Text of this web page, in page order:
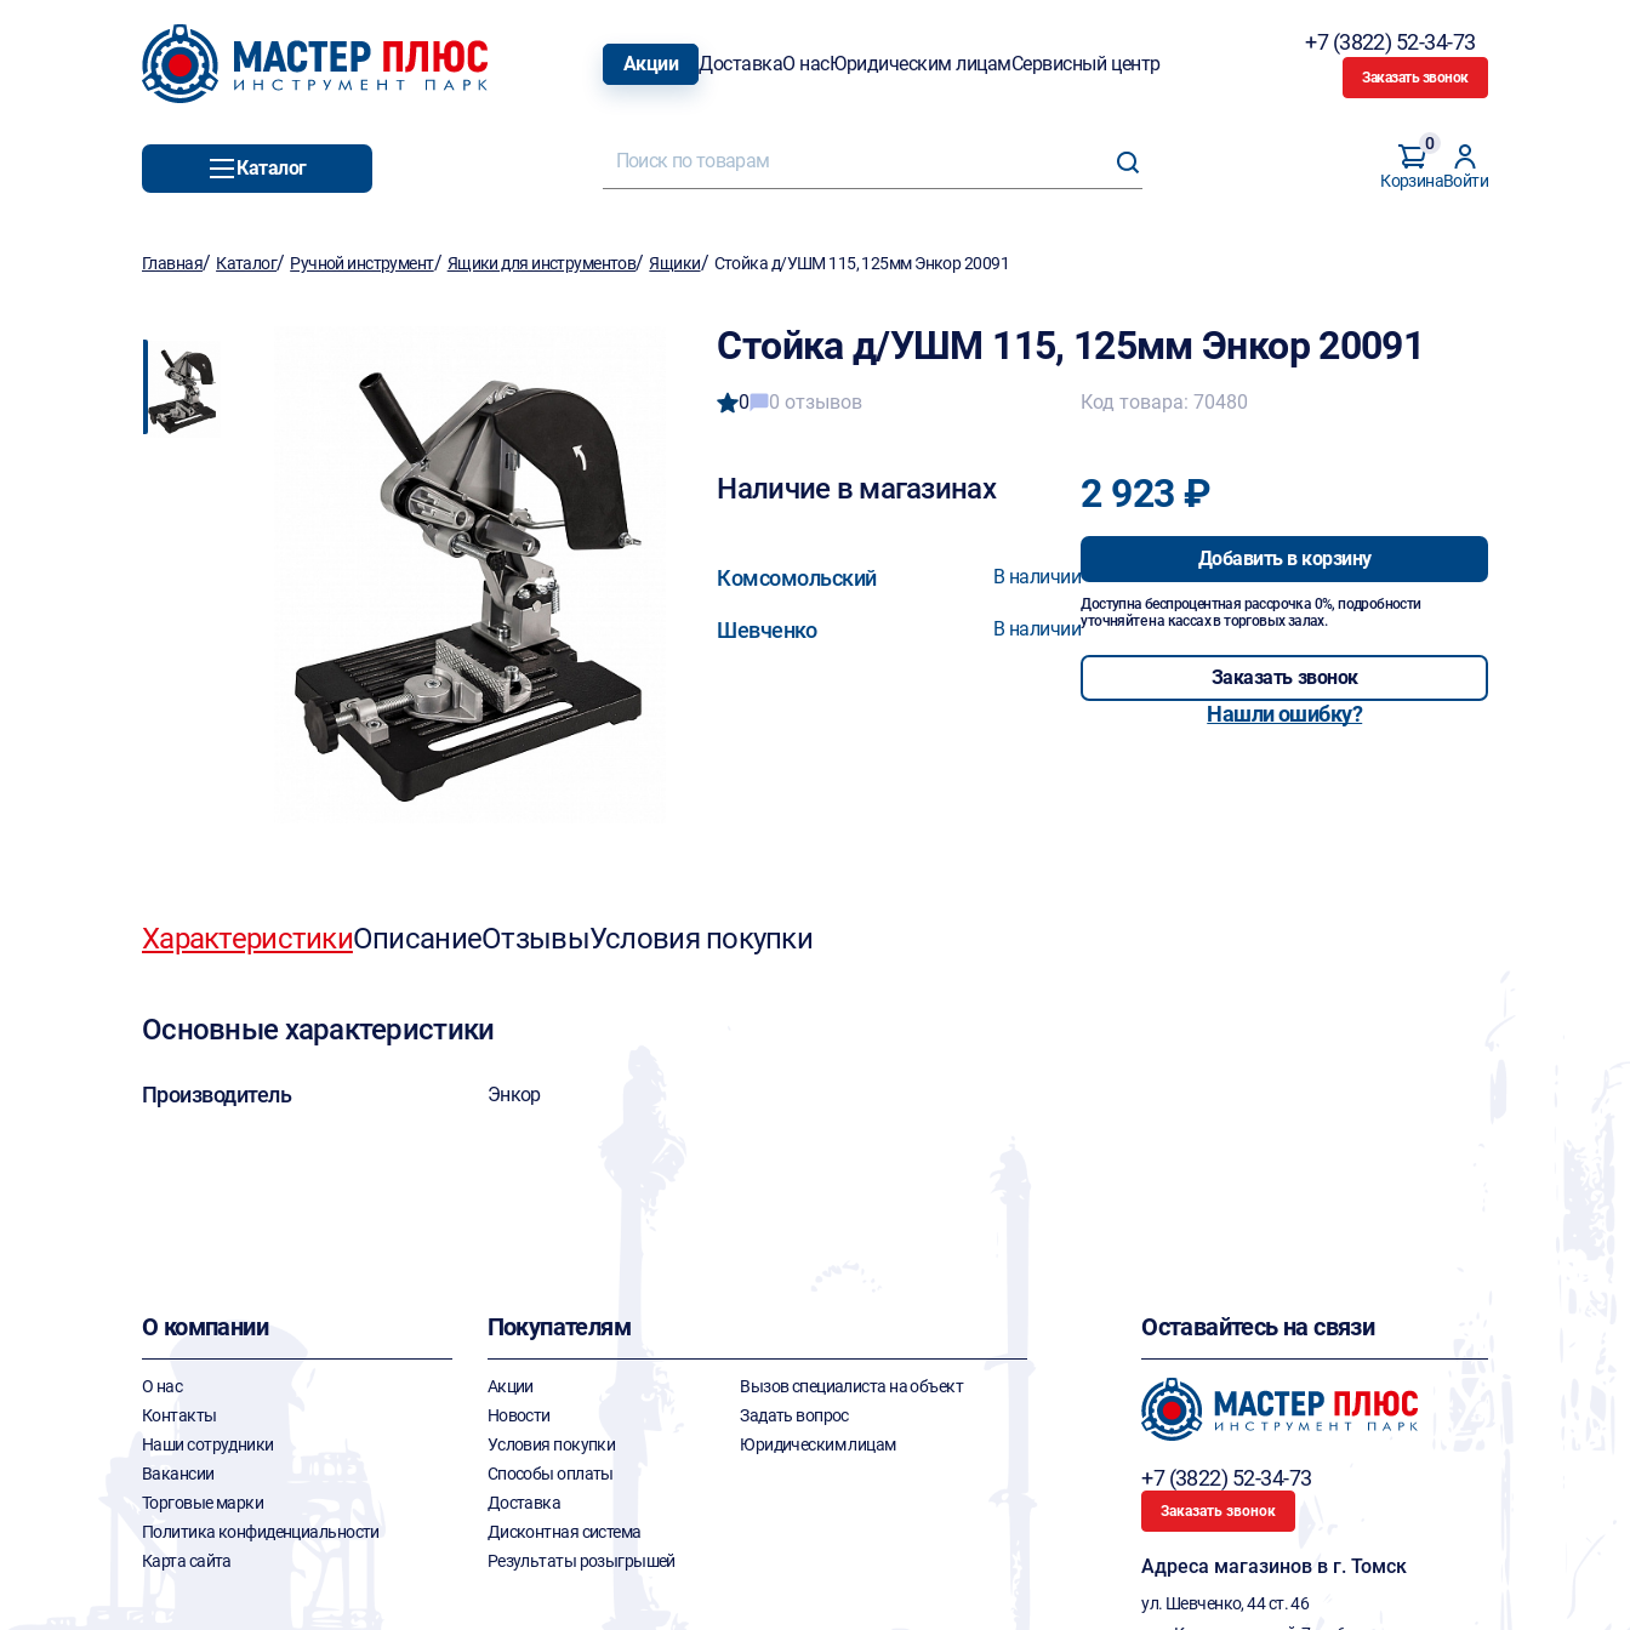
Акции ДоставкаО насЮридическим лицамСервисный центр
+7 (3822) 52-34-73
Заказать звонок
Каталог
Корзина
0
Войти
Главная/ Каталог/ Ручной инструмент/ Ящики для инструментов/Ящики/ Стойка д/УШМ 115, 125мм Энкор 20091
Стойка д/УШМ 115, 125мм Энкор 20091
0 0 отзывов
Наличие в магазинах
Комсомольский В наличии
Шевченко В наличии
Код товара: 70480
2 923 ₽
Добавить в корзину
Доступна беспроцентная рассрочка 0%, подробности
уточняйте на кассах в торговых залах.
Заказать звонок
Нашли ошибку?
ХарактеристикиОписаниеОтзывыУсловия покупки
Основные характеристики
Производитель Энкор
О компании
О нас
Контакты
Наши сотрудники
Вакансии
Торговые марки
Политика конфиденциальности
Карта сайта
Покупателям
Акции
Новости
Условия покупки
Способы оплаты
Доставка
Дисконтная система
Результаты розыгрышей
Вызов специалиста на объект
Задать вопрос
Юридическим лицам
Оставайтесь на связи
+7 (3822) 52-34-73
Заказать звонок
Адреса магазинов в г. Томск
ул. Шевченко, 44 ст. 46